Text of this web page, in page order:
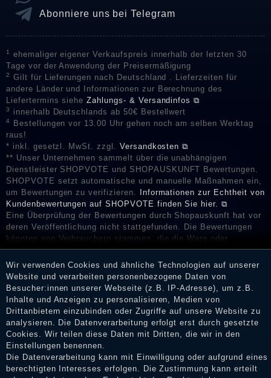
Abonniere uns bei Telegram
1
ehemaliger eigener Verkaufspreis innerhalb der letzten 30
Tage vor der Anwendung der Preisermäßigung
2
Gilt für Lieferungen nach Deutschland . Lieferzeiten für
andere Länder und Informationen zur Berechnung des
Liefertermins sieheZahlungs- & Versandinfos ⧉
3 innerhalb Deutschlands ab 50€ Bestellwert
4
Bestellungen vor 13.00 Uhr gehen noch am selben Werktag
raus!
* inkl. gesetzl. MwSt. zzgl. Versandkosten ⧉
** Unser Unternehmen sammelt über die unabhängigen
Dienstleister SHOPVOTE und SHOPAUSKUNFT Bewertungen.
SHOPVOTE setzt automatische und manuelle Maßnahmen ein,
um Bewertungen zu verifizieren. Informationen zur Echtheit von
Kundenbewertungen auf SHOPVOTE finden Sie hier. ⧉
Eine Überprüfung der Bewertungen durch Shopauskunft hat vor
deren Veröffentlichung nicht stattgefunden. Die Bewertungen
könnten von Verbrauchern stammen, die die Ware oder
Dienstleistungen gar nicht erworben oder genutzt haben. Nach
Erhalt einer Benachrichtigungs-E-Mail können Händler die
Bewertungen verifizieren und über die erfolgte Verifizierung im
Shop informieren.
Impressum
Wir verwenden Cookies und ähnliche Technologien auf unserer
Website und verarbeiten personenbezogene Daten von
Besucher:innen unserer Webseite (z.B. IP-Adresse), um z.B.
Inhalte und Anzeigen zu personalisieren, Medien von
Drittanbietern einzubinden oder Zugriffe auf unsere Website zu
analysieren. Die Datenverarbeitung erfolgt erst durch gesetzte
Cookies. Wir teilen diese Daten mit Dritten, die wir in den
Einstellungen benennen.
Die Datenverarbeitung kann mit Einwilligung oder aufgrund eines
berechtigten Interesses erfolgen. Die Zustimmung kann erteilt